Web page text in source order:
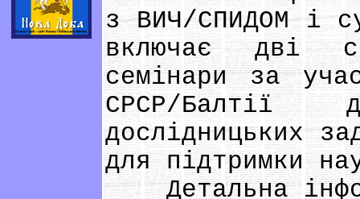
з ВИЧ/СПИДОМ і
включає дві
семінари за
СРСР/Балтії
дослідницьких
для підтримки
Детальна